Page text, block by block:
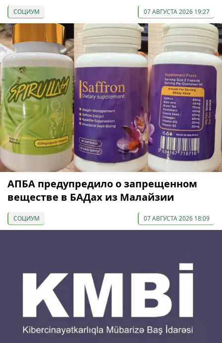
СОЦИУМ 07 АВГУСТА 2026 19:27
АПБА предупредило о запрещенном
веществе в БАДах из Малайзии
СОЦИУМ 07 АВГУСТА 2026 18:09